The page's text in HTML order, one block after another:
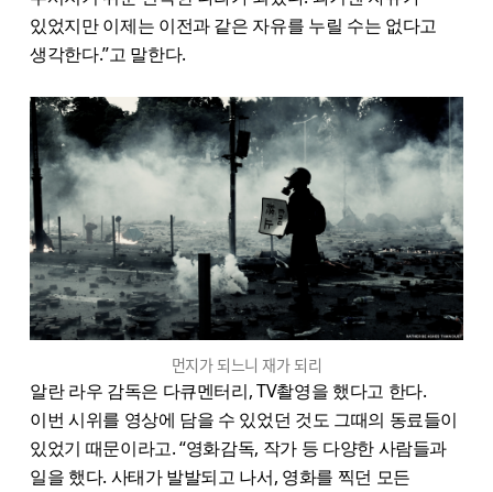
있었지만 이제는 이전과 같은 자유를 누릴 수는 없다고
생각한다.”고 말한다.
먼지가 되느니 재가 되리
알란 라우 감독은 다큐멘터리, TV촬영을 했다고 한다.
이번 시위를 영상에 담을 수 있었던 것도 그때의 동료들이
있었기 때문이라고. “영화감독, 작가 등 다양한 사람들과
일을 했다. 사태가 발발되고 나서, 영화를 찍던 모든